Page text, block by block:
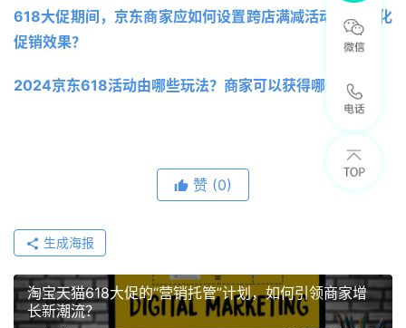
618大促期间，京东商家应如何设置跨店满减活动以最大化
促销效果？
2024京东618活动由哪些玩法？商家可以获得哪些奖励？
赞 (0)
生成海报
淘宝天猫618大促的“营销托管”计划，如何引领商家增
长新潮流？